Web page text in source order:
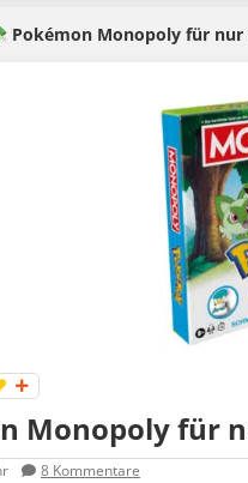
Pokémon Monopoly für nur
Monopoly für
8 Kommentare